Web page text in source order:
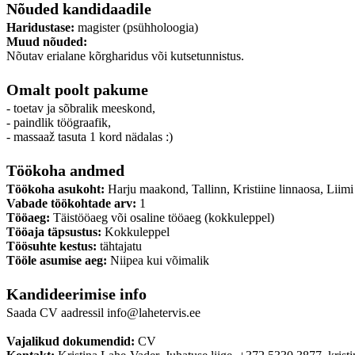
Nõuded kandidaadile
Haridustase: magister (psühholoogia)
Muud nõuded:
Nõutav erialane kõrgharidus või kutsetunnistus.
Omalt poolt pakume
- toetav ja sõbralik meeskond,
- paindlik töögraafik,
- massaaž tasuta 1 kord nädalas :)
Töökoha andmed
Töökoha asukoht: Harju maakond, Tallinn, Kristiine linnaosa,
Vabade töökohtade arv: 1
Tööaeg: Täistööaeg või osaline tööaeg (kokkuleppel)
Tööaja täpsustus: Kokkuleppel
Töösuhte kestus: tähtajatu
Tööle asumise aeg: Niipea kui võimalik
Kandideerimise info
Saada CV aadressil info@lahetervis.ee
Vajalikud dokumendid: CV